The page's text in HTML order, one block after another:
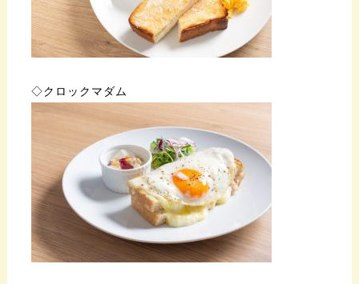
◇クロックマダム